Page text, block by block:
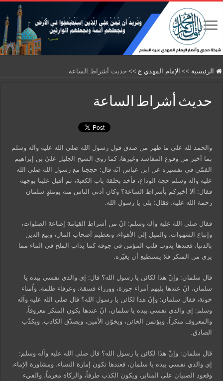
الرئيسية >> الإمام المهدي ع >> حديث أشراط الساعة
حديث أشراط الساعة
والحمد لله على ما ظهر من صدق قول رسول الله صلى الله عليه وآله وسلم
بما أخبر من وقوع المفاسد وغيرها، كما روى الشيخ الجليل عليّ بن إبراهيم
القمّي في تفسيره عن ابن عباس انّه قال: حججنا مع رسول الله صلى الله
عليه وآله وسلم حجة الوداع، فأخذ بحلقة باب الكعبة، ثم أقبل علينا بوجهه
فقال: ألا أخبركم بأشراط الساعة؟ وكان أدنى الناس منه يومئذٍ سلمان
رحمة الله عليه، فقال: بلى يا رسول الله.
فقال صلى الله عليه وآله وسلم: انّ من أشراط القيامة إضاعة الصلوات،
وإتباع الشهوات، والميل إلى الأهواء، وتعظيم أصحاب المال، وبيع الدين
بالدنيا، فعندها يذوب قلب المؤمن في جوفه كما يذاب الملح في الماء مما
يرى من المنكر فلا يستطيع أن يغيّره.
قال سلمان: وإنّ هذا لكائن يا رسول الله؟ قال: إي والذي نفسي بيده يا
سلمان، انّ عندها يليهم أمراء جورة، ووزراء فسقة، وعرفاء ظلمة، واُمناء
خونة، فقال سلمان: وإنّ هذا لكائن يا رسول الله؟ قال صلى الله عليه وآله
وسلم: إي والذي نفسي بيده يا سلمان، انّ عندها يكون المنكر معروفاً،
والمعروف منكراً، ويؤتمن الخائن، ويخوّن الأمين، ويصدّق الكاذب، ويكذّب
الصادق.
قال سلمان: وإنّ هذا لكائن يا رسول الله؟ قال صلى الله عليه وآله وسلم:
إي والذي نفسي بيده يا سلمان، فعندها تكون إمارة النساء، ومشاورة الإماء،
وقعود الصبيان على المنابر، ويكون الكذب طرفاً، والزكاة مغرماً، والفيء